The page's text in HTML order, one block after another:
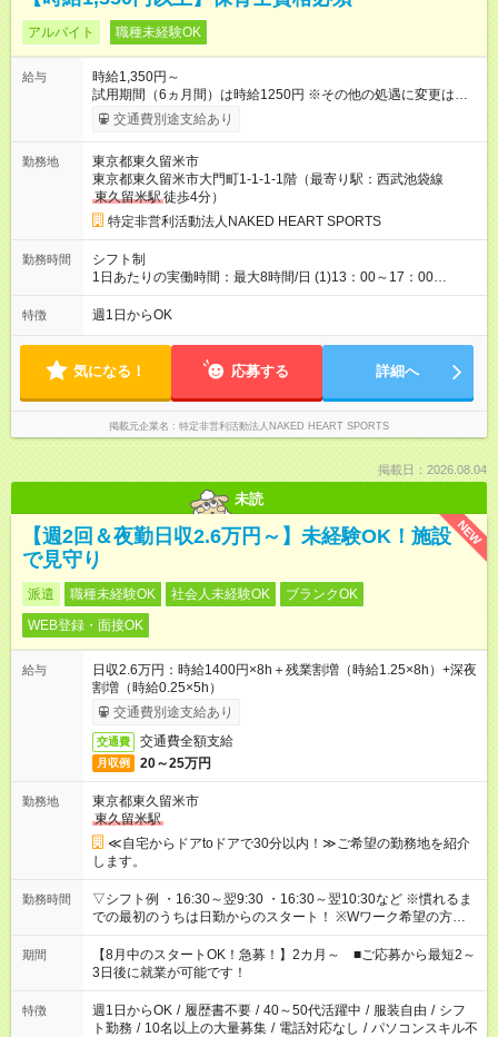
アルバイト 職種未経験OK
給与
時給1,350円～
試用期間（6ヵ月間）は時給1250円 ※その他の処遇に変更はあ
りません。 【試用期間】試用期間あり 試用期間の長さ：6ヶ月
雇用形態、給与は本採用時と同じです。
交通費別途支給あり
勤務地
東京都東久留米市
東京都東久留米市大門町1-1-1-1階（最寄り駅：西武池袋線
東久留米駅徒歩4分）
特定非営利活動法人NAKED HEART SPORTS
勤務時間
シフト制
1日あたりの実働時間：最大8時間/日 (1)13：00～17：00
(2)14：00～17：30 (3)15：00～19：00など・・・ ※その他時
間帯応相談
特徴 週1日からOK
気になる！ 応募する 詳細へ
掲載元企業名 特定非営利活動法人NAKED HEART SPORTS
掲載日：2026.08.04
未読
NEW
【週2回＆夜勤日収2.6万円～】未経験OK！施設
で見守り
派遣 職種未経験OK 社会人未経験OK
ブランクOK
WEB登録・面接OK
給与
日収2.6万円：時給1400円×8h＋残業割増（時給1.25×8h）+深夜
割増（時給0.25×5h）
交通費別途支給あり
交通費 交通費全額支給
月収例 20～25万円
勤務地
東京都東久留米市
東久留米駅
≪自宅からドアtoドアで30分以内！≫ご希望の勤務地を紹介
します。
勤務時間
▽シフト例 ・16:30～翌9:30 ・16:30～翌10:30など ※慣れるま
での最初のうちは日勤からのスタート！ ※Wワーク希望の方へ
今ご覧のお仕事で希望する勤務時間と、もう1つのお仕事の勤務
時間。 合計で週40時間を超える場合は応募できません。
期間
【8月中のスタートOK！急募！】2カ月～ ■ご応募から最短2～
3日後に就業が可能です！
特徴 週1日からOK / 履歴書不要 / 40～50代活躍中 / 服装自由 / シフ
ト勤務 / 10名以上の大量募集 / 電話対応なし / パソコンスキル不